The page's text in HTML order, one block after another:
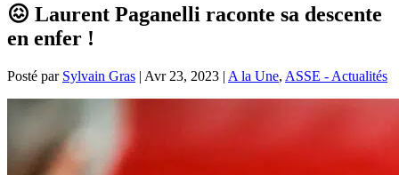
😖 Laurent Paganelli raconte sa descente
en enfer !
Posté par Sylvain Gras | Avr 23, 2023 | A la Une, ASSE - Actualités